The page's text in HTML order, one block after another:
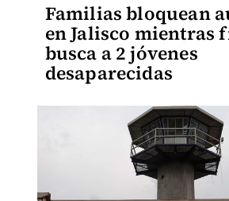
Familias bloquean
en Jalisco mientras
busca a 2 jóvenes
desaparecidas